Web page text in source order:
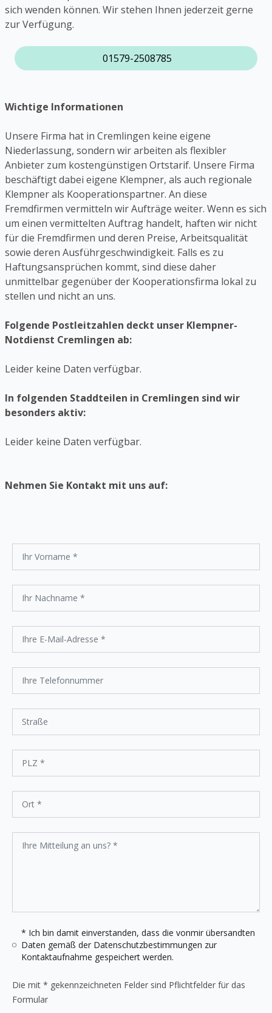
sich wenden können. Wir stehen Ihnen jederzeit gerne
zur Verfügung.
01579-2508785
Wichtige Informationen
Unsere Firma hat in Cremlingen keine eigene
Niederlassung, sondern wir arbeiten als flexibler
Anbieter zum kostengünstigen Ortstarif. Unsere Firma
beschäftigt dabei eigene Klempner, als auch regionale
Klempner als Kooperationspartner. An diese
Fremdfirmen vermitteln wir Aufträge weiter. Wenn es sich
um einen vermittelten Auftrag handelt, haften wir nicht
für die Fremdfirmen und deren Preise, Arbeitsqualität
sowie deren Ausführgeschwindigkeit. Falls es zu
Haftungsansprüchen kommt, sind diese daher
unmittelbar gegenüber der Kooperationsfirma lokal zu
stellen und nicht an uns.
Folgende Postleitzahlen deckt unser Klempner-
Notdienst Cremlingen ab:
Leider keine Daten verfügbar.
In folgenden Staddteilen in Cremlingen sind wir
besonders aktiv:
Leider keine Daten verfügbar.
Nehmen Sie Kontakt mit uns auf:
* Ich bin damit einverstanden, dass die vonmir übersandten
Daten gemäß der Datenschutzbestimmungen zur
Kontaktaufnahme gespeichert werden.
Die mit * gekennzeichneten Felder sind Pflichtfelder für das
Formular